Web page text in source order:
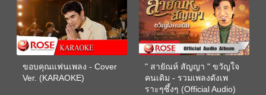
ขอบคุณแฟนเพลง - Cover
Ver. (KARAOKE)
" สายัณห์ สัญญา " ขวัญใจ
คนเดิม - รวมเพลงดังเพ
ราะๆซึ้งๆ (Official Audio)